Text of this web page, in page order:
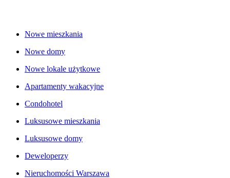
Nowe mieszkania
Nowe domy
Nowe lokale użytkowe
Apartamenty wakacyjne
Condohotel
Luksusowe mieszkania
Luksusowe domy
Deweloperzy
Nieruchomości Warszawa